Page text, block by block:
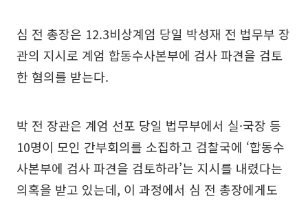
심 전 총장은 12.3비상계엄 당일 박성재 전 법무부 장
관의 지시로 계엄 합동수사본부에 검사 파견을 검토
한 혐의를 받는다.
박 전 장관은 계엄 선포 당일 법무부에서 실·국장 등
10명이 모인 간부회의를 소집하고 검찰국에 ‘합동수
사본부에 검사 파견을 검토하라’는 지시를 내렸다는
의혹을 받고 있는데, 이 과정에서 심 전 총장에게도